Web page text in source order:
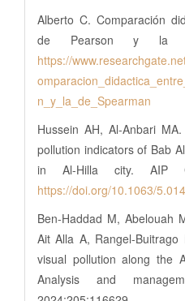
Alberto C. Comparación
de Pearson y la
https://
n_y_la_de_Spearman
Hussein AH, Al-Anbari
pollution indicators of Bab
in Al-Hilla city. AIP
https://doi.org/10.1063/
Ben-Haddad M, Abelouah
Ait Alla A, Rangel-
visual pollution along the
Analysis and